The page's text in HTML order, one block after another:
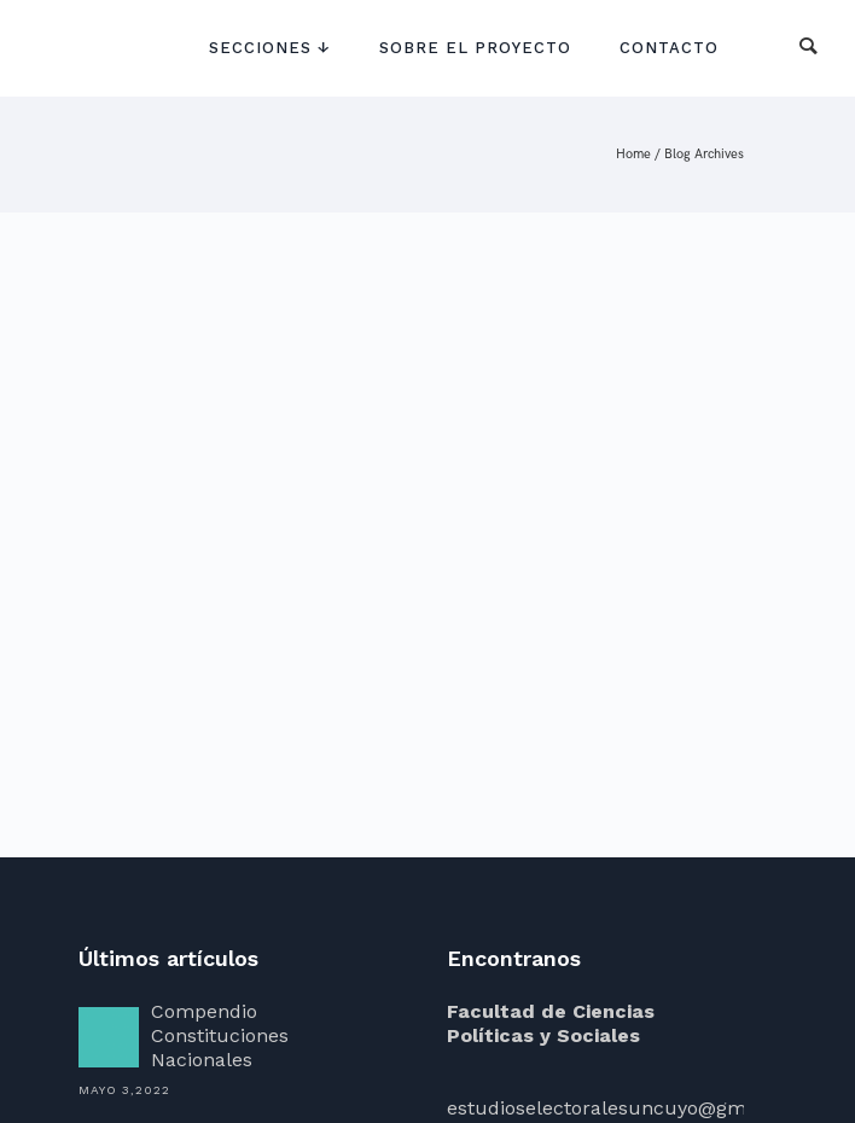
SECCIONES ↓ SOBRE EL PROYECTO CONTACTO
Home / Blog Archives
Últimos artículos
Compendio
Constituciones
Nacionales
MAYO 3,2022
Encontranos
Facultad de Ciencias
Políticas y Sociales
estudioselectoralesuncuyo@gmail.com